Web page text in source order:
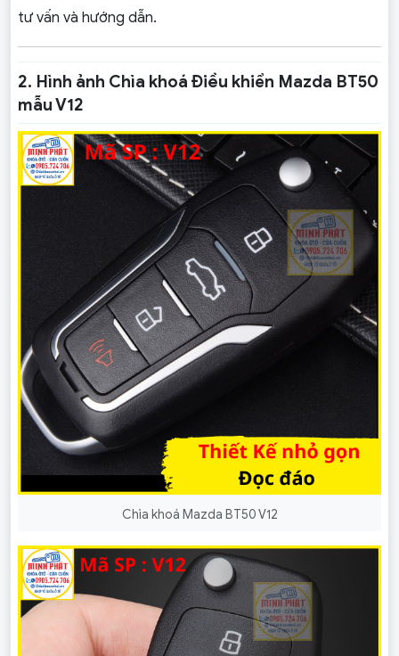
tư vấn và hướng dẫn.
2. Hình ảnh Chìa khoá Điều khiển Mazda BT50
mẫu V12
Chìa khoá Mazda BT50 V12